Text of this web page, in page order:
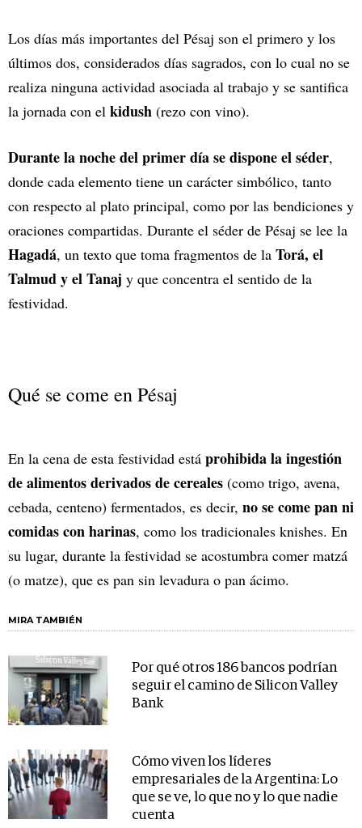
Los días más importantes del Pésaj son el primero y los
últimos dos, considerados días sagrados, con lo cual no se
realiza ninguna actividad asociada al trabajo y se santifica
la jornada con el kidush (rezo con vino).
Durante la noche del primer día se dispone el séder,
donde cada elemento tiene un carácter simbólico, tanto
con respecto al plato principal, como por las bendiciones y
oraciones compartidas. Durante el séder de Pésaj se lee la
Hagadá, un texto que toma fragmentos de la Torá, el
Talmud y el Tanaj y que concentra el sentido de la
festividad.
Qué se come en Pésaj
En la cena de esta festividad está prohibida la ingestión
de alimentos derivados de cereales (como trigo, avena,
cebada, centeno) fermentados, es decir, no se come pan ni
comidas con harinas, como los tradicionales knishes. En
su lugar, durante la festividad se acostumbra comer matzá
(o matze), que es pan sin levadura o pan ácimo.
MIRA TAMBIÉN
Por qué otros 186 bancos podrían
seguir el camino de Silicon Valley
Bank
Cómo viven los líderes
empresariales de la Argentina: Lo
que se ve, lo que no y lo que nadie
cuenta